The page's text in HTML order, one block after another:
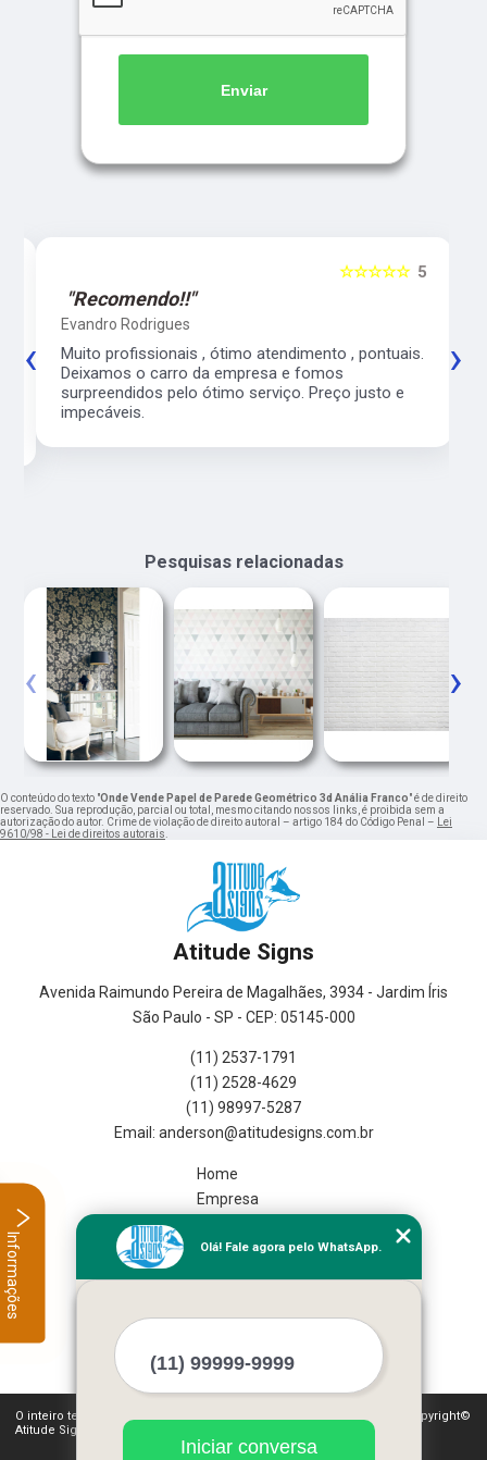
Enviar
5
☆☆☆☆☆
"Recomendo!!"
Evandro Rodrigues
Muito profissionais , ótimo atendimento , pontuais.
Deixamos o carro da empresa e fomos
surpreendidos pelo ótimo serviço. Preço justo e
impecáveis.
‹ ›
Pesquisas relacionadas
‹ ›
O conteúdo do texto "Onde Vende Papel de Parede Geométrico 3d Anália Franco" é de direito
reservado. Sua reprodução, parcial ou total, mesmo citando nossos links, é proibida sem a
autorização do autor. Crime de violação de direito autoral – artigo 184 do Código Penal – Lei
9610/98 - Lei de direitos autorais.
Atitude Signs
Avenida Raimundo Pereira de Magalhães, 3934 - Jardim Íris
São Paulo - SP - CEP: 05145-000
(11) 2537-1791
(11) 2528-4629
(11) 98997-5287
Home
Empresa
Serviços
Mais Serviços
O inteiro teor deste site está sujeito à proteção de direitos autorais. Copyright©
Atitude Signs (Lei 9610 de 19/02/1998)
Olá! Fale agora pelo WhatsApp.
Iniciar conversa
Informações